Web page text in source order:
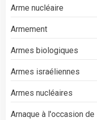
Arme nucléaire
Armement
Armes biologiques
Armes israéliennes
Armes nucléaires
Arnaque à l'occasion